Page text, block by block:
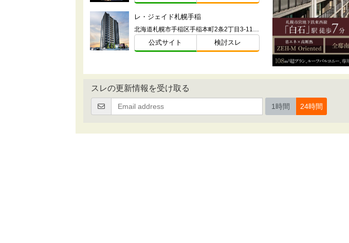
レ・ジェイド札幌手稲
北海道札幌市手稲区手稲本町2条2丁目3-11（地番）
公式サイト 検討スレ
スレの更新情報を受け取る
1時間 24時間